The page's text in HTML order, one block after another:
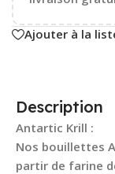
Ajouter à la
Description
Antartic Krill :
Nos bouillettes
partir de farine